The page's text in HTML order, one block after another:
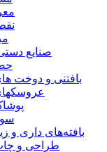
صنایع
بافتنی‌ و دوخت
بافته‌های داری و
طراحی و